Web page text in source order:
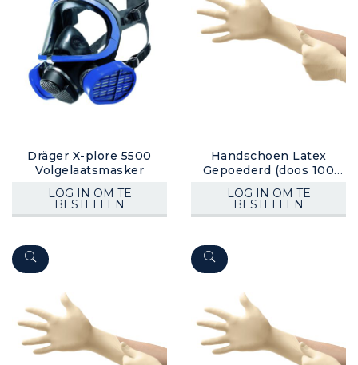
Dräger X-plore 5500
Volgelaatsmasker
LOG IN OM TE
BESTELLEN
Handschoen Latex
Gepoederd (doos 100
LOG IN OM TE
BESTELLEN